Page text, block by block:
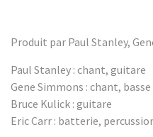
Produit par Paul Stanley,
Paul Stanley : chant, guitare
Gene Simmons : chant, basse
Bruce Kulick : guitare
Eric Carr : batterie,